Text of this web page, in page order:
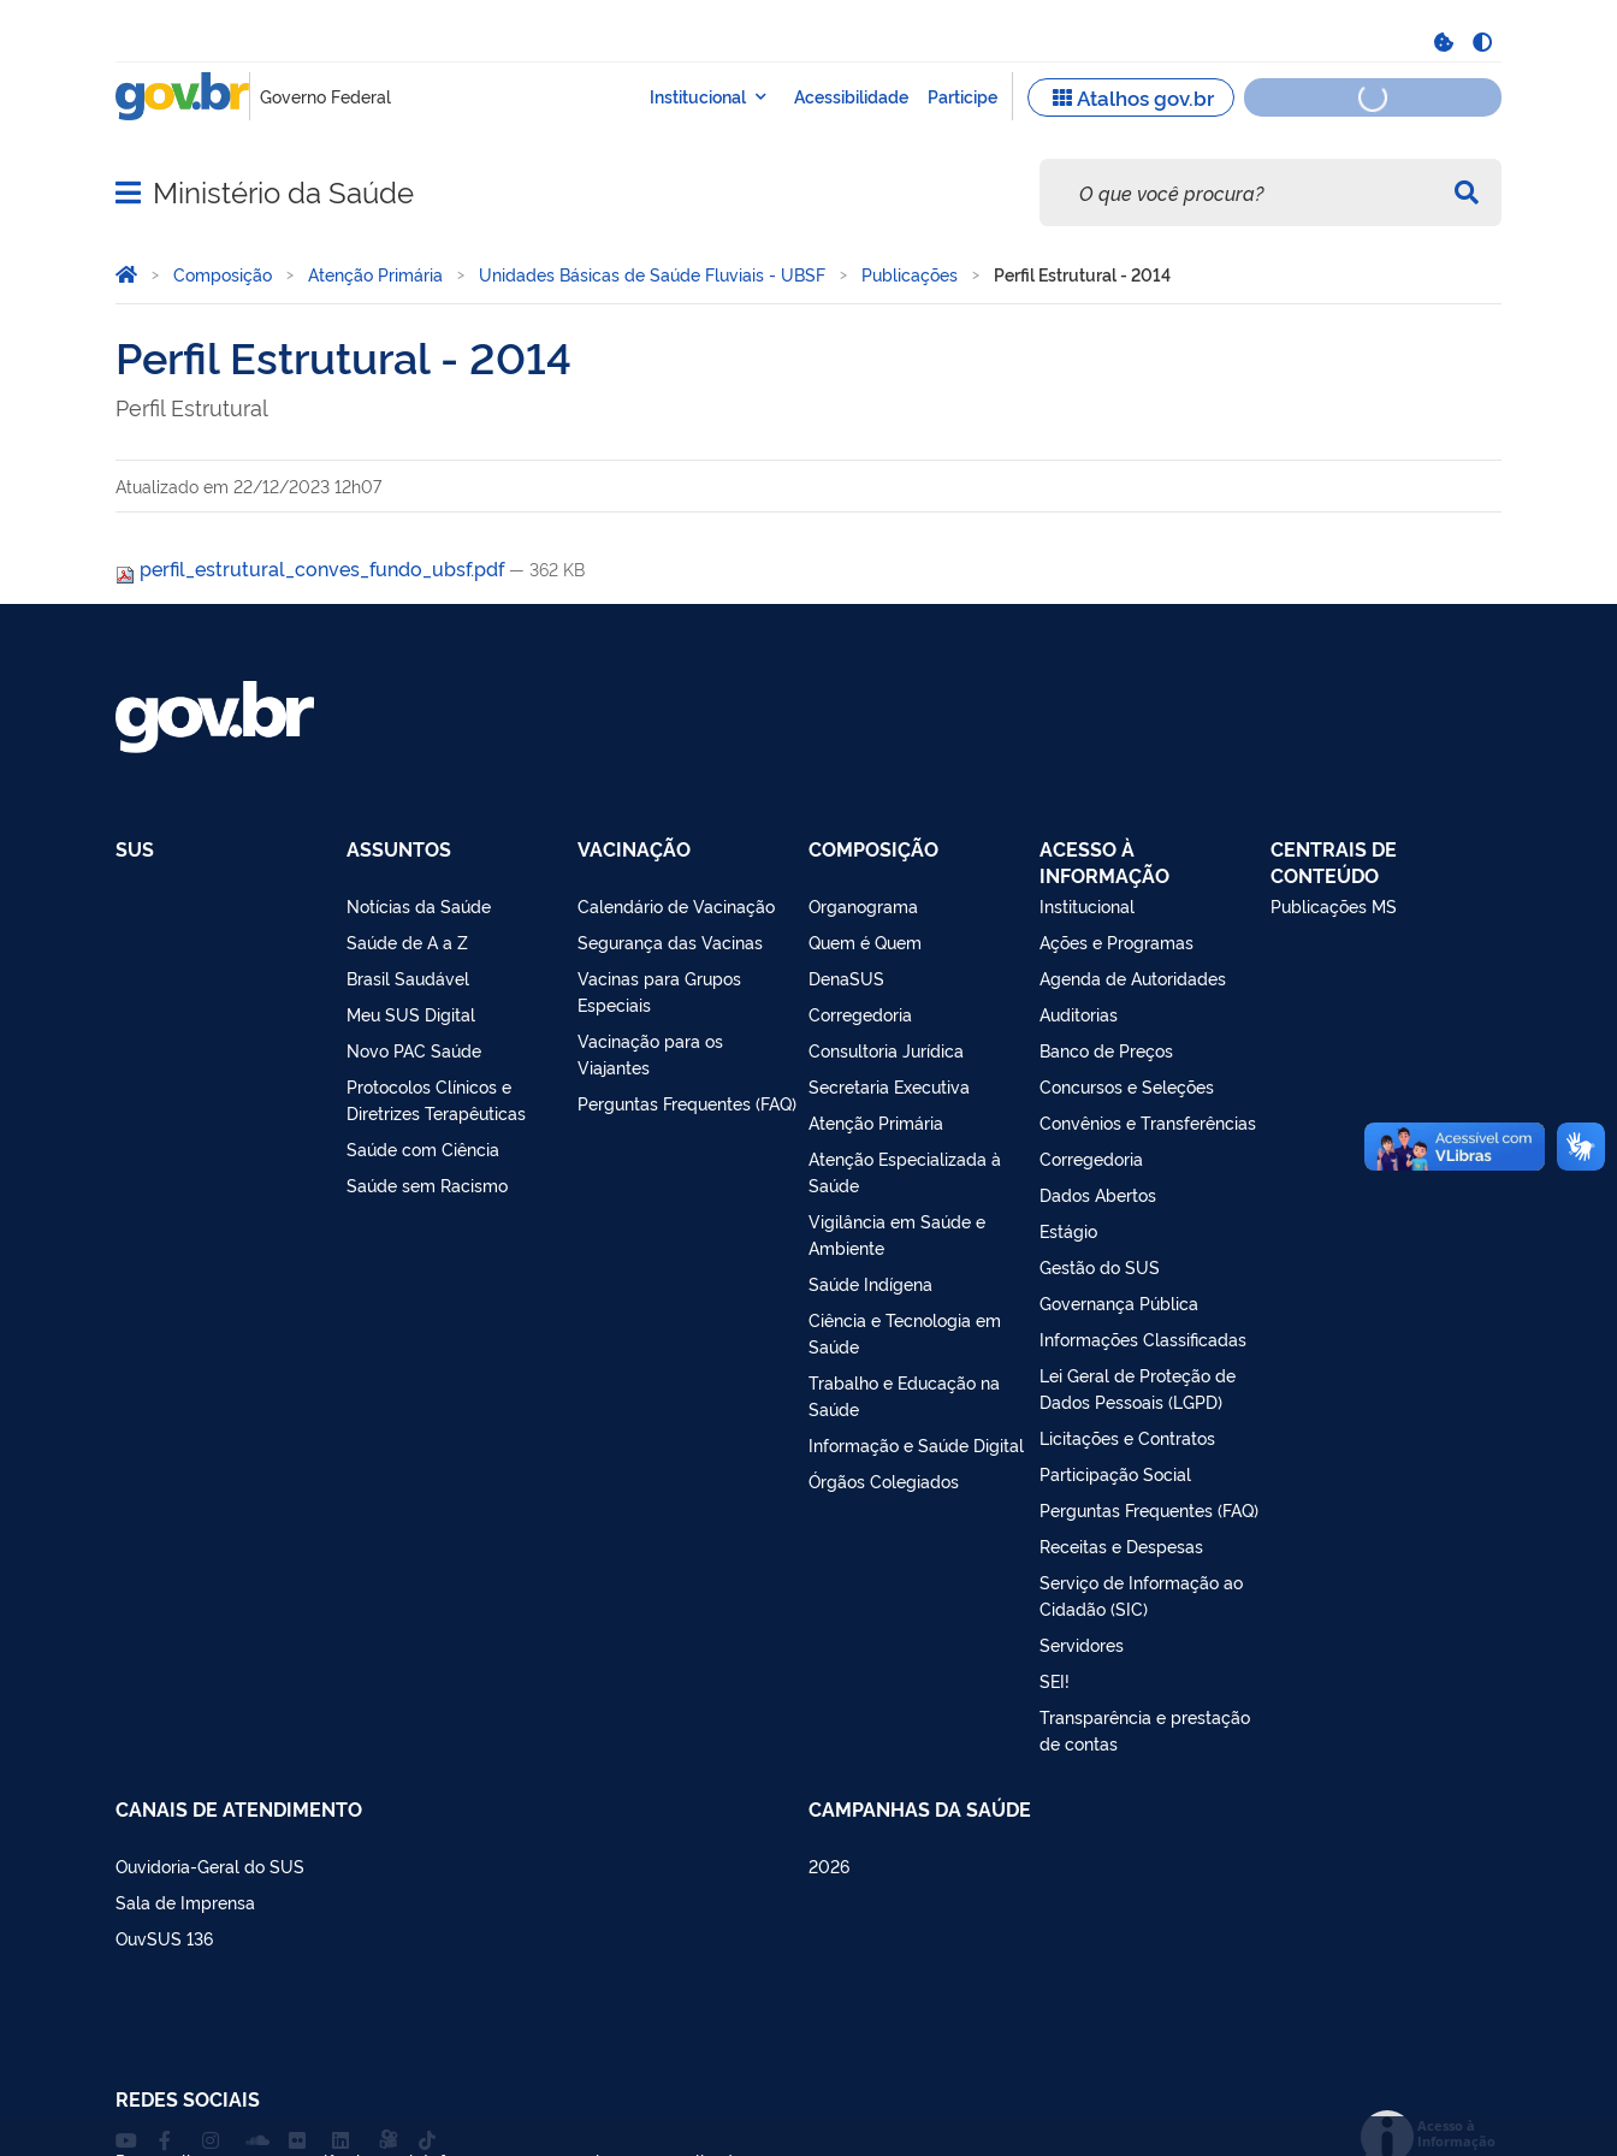
Abrir menu principal de navegação
Ministério da Saúde
Você está aqui:
Página Inicial
Composição Atenção Primária Unidades Básicas de Saúde Fluviais - UBSF Publicações Perfil Estrutural - 2014
Perfil Estrutural - 2014
Perfil Estrutural
Atualizado em 22/12/2023 12h07
perfil_estrutural_conves_fundo_ubsf.pdf — 362 KB
SUS ASSUNTOS
Notícias da Saúde
Saúde de A a Z
Brasil Saudável
Meu SUS Digital
Novo PAC Saúde
Protocolos Clínicos e
Diretrizes Terapêuticas
Saúde com Ciência
Saúde sem Racismo
VACINAÇÃO
Calendário de Vacinação
Segurança das Vacinas
Vacinas para Grupos
Especiais
Vacinação para os
Viajantes
Perguntas Frequentes (FAQ)
COMPOSIÇÃO
Organograma
Quem é Quem
DenaSUS
Corregedoria
Consultoria Jurídica
Secretaria Executiva
Atenção Primária
Atenção Especializada à
Saúde
Vigilância em Saúde e
Ambiente
Saúde Indígena
Ciência e Tecnologia em
Saúde
Trabalho e Educação na
Saúde
Informação e Saúde Digital
Órgãos Colegiados
ACESSO À
INFORMAÇÃO
Institucional
Ações e Programas
Agenda de Autoridades
Auditorias
Banco de Preços
Concursos e Seleções
Convênios e Transferências
Corregedoria
Dados Abertos
Estágio
Gestão do SUS
Governança Pública
Informações Classificadas
Lei Geral de Proteção de
Dados Pessoais (LGPD)
Licitações e Contratos
Participação Social
Perguntas Frequentes (FAQ)
Receitas e Despesas
Serviço de Informação ao
Cidadão (SIC)
Servidores
SEI!
Transparência e prestação
de contas
CENTRAIS DE
CONTEÚDO
Publicações MS
CANAIS DE ATENDIMENTO
Ouvidoria-Geral do SUS
Sala de Imprensa
OuvSUS 136
CAMPANHAS DA SAÚDE
2026
REDES SOCIAIS
Acesso à
Informação